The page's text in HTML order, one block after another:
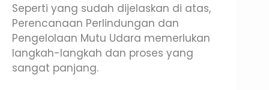
Seperti yang sudah dijelaskan di atas,
Perencanaan Perlindungan dan
Pengelolaan Mutu Udara memerlukan
langkah-langkah dan proses yang
sangat panjang.